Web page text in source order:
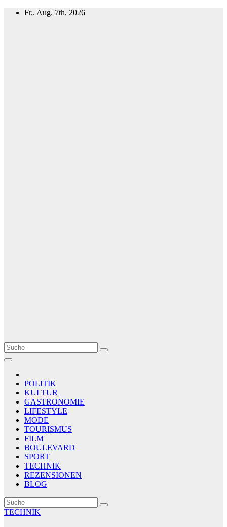
Zum
Fr.. Aug. 7th, 2026
Le Matin
AGENCE DE PRESSE
POLITIK
KULTUR
GASTRONOMIE
LIFESTYLE
MODE
TOURISMUS
FILM
BOULEVARD
SPORT
TECHNIK
REZENSIONEN
BLOG
TECHNIK